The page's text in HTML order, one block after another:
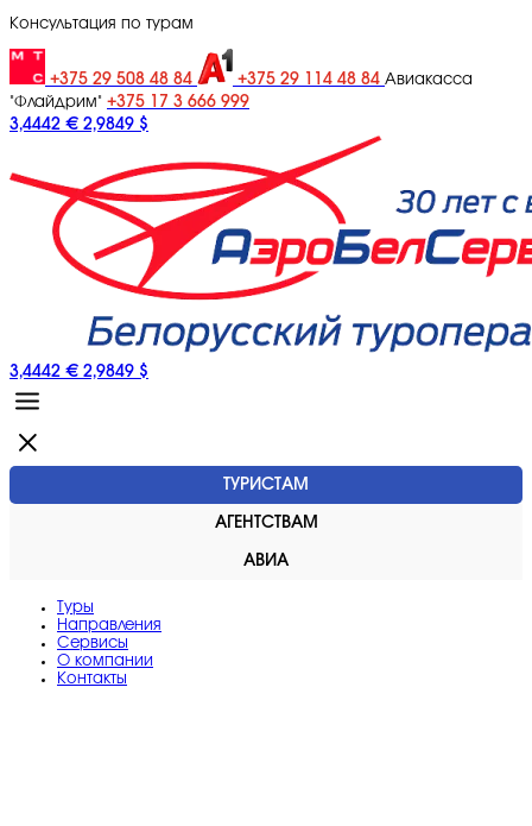
Консультация по турам
+375 29 508 48 84 +375 29 114 48 84 Авиакасса
"Флайдрим" +375 17 3 666 999
3,4442 € 2,9849 $
3,4442 € 2,9849 $
ТУРИСТАМ
АГЕНТСТВАМ
АВИА
Туры
Направления
Сервисы
O компании
Контакты